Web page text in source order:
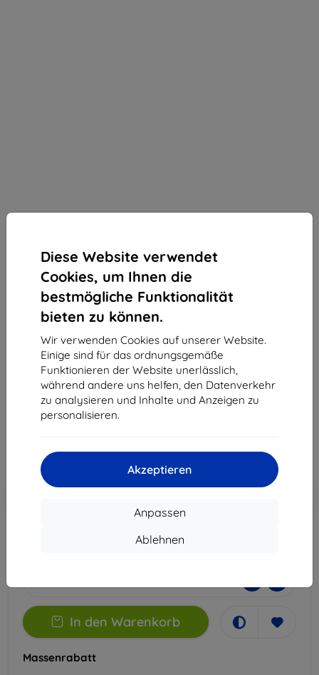
Diese Website verwendet
Cookies, um Ihnen die
bestmögliche Funktionalität
bieten zu können.
Wir verwenden Cookies auf unserer Website.
Einige sind für das ordnungsgemäße
Funktionieren der Website unerlässlich,
während andere uns helfen, den Datenverkehr
zu analysieren und Inhalte und Anzeigen zu
personalisieren.
Akzeptieren
Anpassen
Ablehnen
3mk Silky Matt Privacy Schutzfolie für Samsung
Galaxy S21 Ultra 5G
Geeignet für: Samsung Galaxy S21 Ultra
14,90 €
13,41 €
ohne MWSt11,27 €
Rabatt mit Gutschein
In den
In den Warenkorb
Massenrabatt